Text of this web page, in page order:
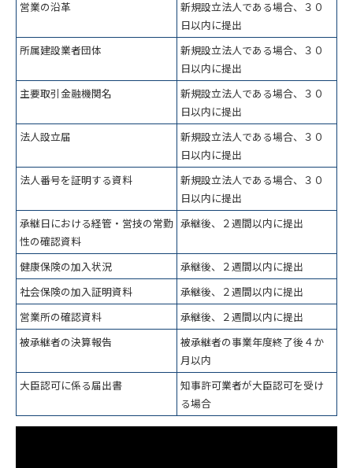
営業の沿革
新規設立法人である場合、３０
日以内に提出
所属建設業者団体
新規設立法人である場合、３０
日以内に提出
主要取引金融機関名
新規設立法人である場合、３０
日以内に提出
法人設立届
新規設立法人である場合、３０
日以内に提出
法人番号を証明する資料
新規設立法人である場合、３０
日以内に提出
承継日における経管・営技の常勤
性の確認資料
承継後、２週間以内に提出
健康保険の加入状況
承継後、２週間以内に提出
社会保険の加入証明資料
承継後、２週間以内に提出
営業所の確認資料
承継後、２週間以内に提出
被承継者の決算報告
被承継者の事業年度終了後４か
月以内
大臣認可に係る届出書
知事許可業者が大臣認可を受け
る場合